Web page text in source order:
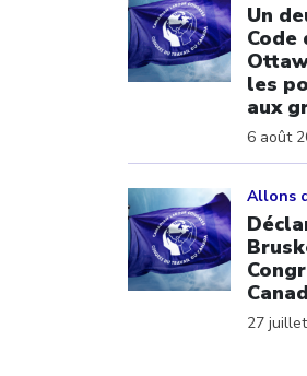
Un
les
aux
6 août
Allons
27